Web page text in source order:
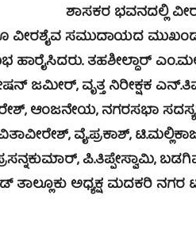
ಶಾಸಕರ ಭವನದಲ್ಲಿ
ವೀರಶೈವ ಸಮುದಾಯದ
ತಹಶೀಲ್ದಾರ್
ವೃತ್ತ ನಿರೀಕ್ಷಕ
ಆಂಜನೇಯ, ನಗರಸಭಾ
ವೈ.ಪ್ರಕಾಶ್,
ಪಿ.ತಿಪ್ಪೇಸ್ವಾಮಿ,
ಅಧ್ಯಕ್ಷ ಮದಕರಿ ನಗರ